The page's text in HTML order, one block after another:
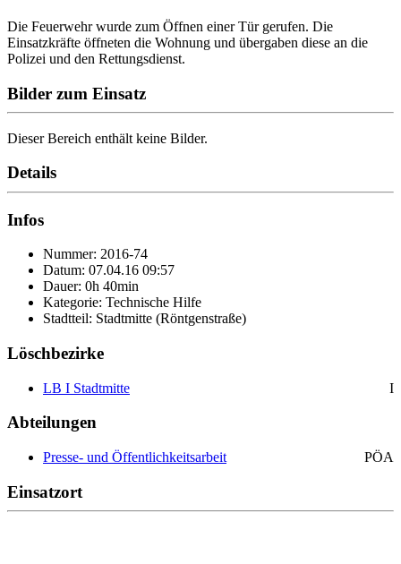
Die Feuerwehr wurde zum Öffnen einer Tür gerufen. Die
Einsatzkräfte öffneten die Wohnung und übergaben diese an die
Polizei und den Rettungsdienst.
Bilder zum Einsatz
Dieser Bereich enthält keine Bilder.
Details
Infos
Nummer: 2016-74
Datum: 07.04.16 09:57
Dauer: 0h 40min
Kategorie: Technische Hilfe
Stadtteil: Stadtmitte (Röntgenstraße)
Löschbezirke
LB I Stadtmitte I
Abteilungen
Presse- und Öffentlichkeitsarbeit PÖA
Einsatzort